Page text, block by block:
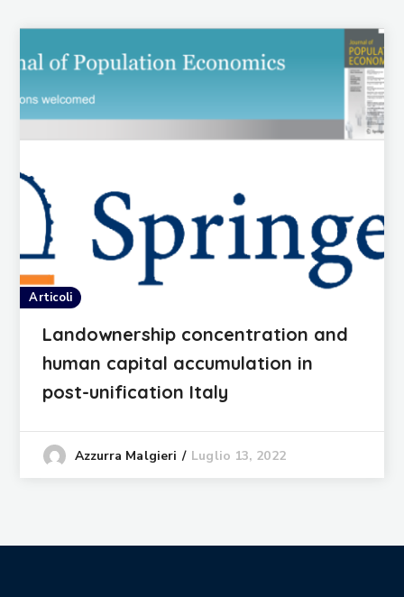
Articoli
Landownership concentration and
human capital accumulation in
post-unification Italy
Azzurra Malgieri Luglio 13, 2022